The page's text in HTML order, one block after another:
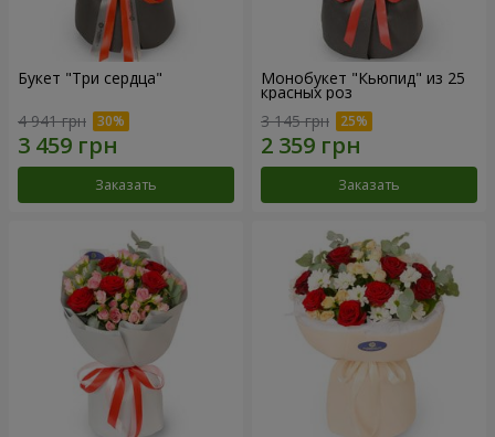
Букет "Три сердца"
4 941 грн
Заказать
Монобукет "Кьюпид" из 25
красных роз
3 145 грн
Заказать